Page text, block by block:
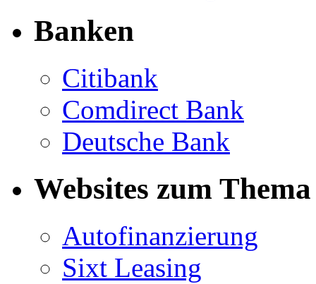
Banken
Citibank
Comdirect Bank
Deutsche Bank
Websites zum
Autofinanzierung
Sixt Leasing